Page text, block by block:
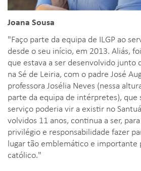
Joana Sousa
"Faço parte da equipa de ILGP ao
desde o seu início, em 2013. Aliás,
que estava a ser desenvolvido junto
na Sé de Leiria, com o padre José
professora Josélia Neves (nessa
parte da equipa de intérpretes), que
serviço poderia vir a existir no
volvidos 11 anos, continua a ser,
privilégio e responsabilidade fazer
lugar tão emblemático e importante
católico."